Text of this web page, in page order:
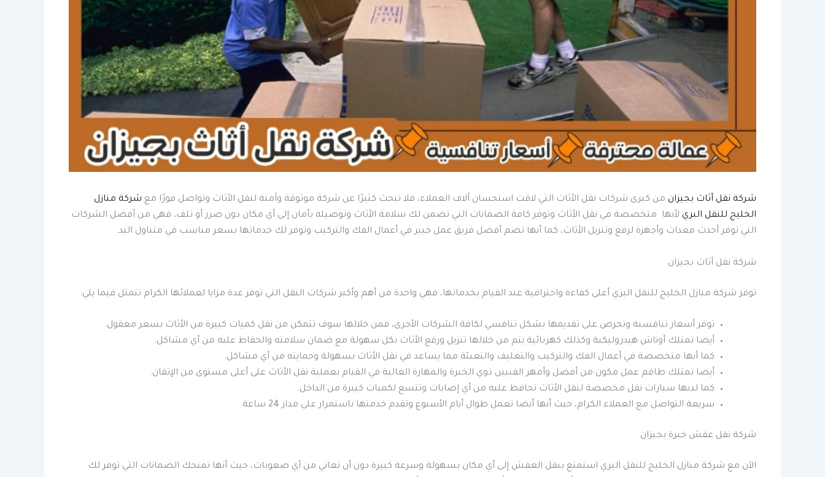
شركة نقل أثاث بجيزان من كبرى شركات نقل الأثاث التي لاقت استحسان آلاف العملاء، فلا تبحث كثيرًا عن شركة موثوقة وآمنة لنقل الأثاث وتواصل فورًا مع شركة منازل
الخليج للنقل البري لأنها متخصصة في نقل الأثاث وتوفر كافة الضمانات التي تضمن لك سلامة الأثاث وتوصيله بأمان إلى أي مكان دون ضرر أو تلف، فهي من أفضل الشركات
التي توفر أحدث معدات وأجهزة لرفع وتنزيل الأثاث، كما أنها تضم أفضل فريق عمل خبير في أعمال الفك والتركيب وتوفر لك خدماتها بسعر مناسب في متناول اليد.
شركة نقل أثاث بجيزان
توفر شركة منازل الخليج للنقل البري أعلى كفاءة واحترافية عند القيام بخدماتها، فهي واحدة من أهم وأكبر شركات النقل التي توفر عدة مزايا لعملائها الكرام تتمثل فيما يلي:
توفر أسعار تنافسية وتحرص على تقديمها بشكل تنافسي لكافة الشركات الأخرى، فمن خلالها سوف تتمكن من نقل كميات كبيرة من الأثاث بسعر معقول.
أيضا تمتلك أوناش هيدروليكية وكذلك كهربائية يتم من خلالها تنزيل ورفع الأثاث بكل سهولة مع ضمان سلامته والحفاظ عليه من أي مشاكل.
كما أنها متخصصة في أعمال الفك والتركيب والتغليف والتعبئة مما يساعد في نقل الأثاث بسهولة وحمايته من أي مشاكل.
أيضا تمتلك طاقم عمل مكون من أفضل وأمهر الفنيين ذوي الخبرة والمهارة العالية في القيام بعملية نقل الأثاث على أعلى مستوى من الإتقان.
كما لديها سيارات نقل مخصصة لنقل الأثاث تحافظ عليه من أي إصابات وتتسع لكميات كبيرة من الداخل.
سريعة التواصل مع العملاء الكرام، حيث أنها أيضا تعمل طوال أيام الأسبوع وتقدم خدمتها باستمرار على مدار 24 ساعة.
شركة نقل عفش خبرة بجيزان
الآن مع شركة منازل الخليج للنقل البري استمتع بنقل العفش إلى أي مكان بسهولة وسرعة كبيرة دون أن تعاني من أي صعوبات، حيث أنها تمنحك الضمانات التي توفر لك